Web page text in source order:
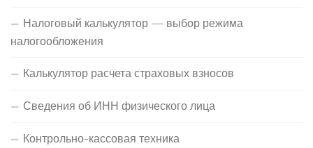
Налоговый калькулятор — выбор режима
налогообложения
Калькулятор расчета страховых взносов
Сведения об ИНН физического лица
Контрольно-кассовая техника